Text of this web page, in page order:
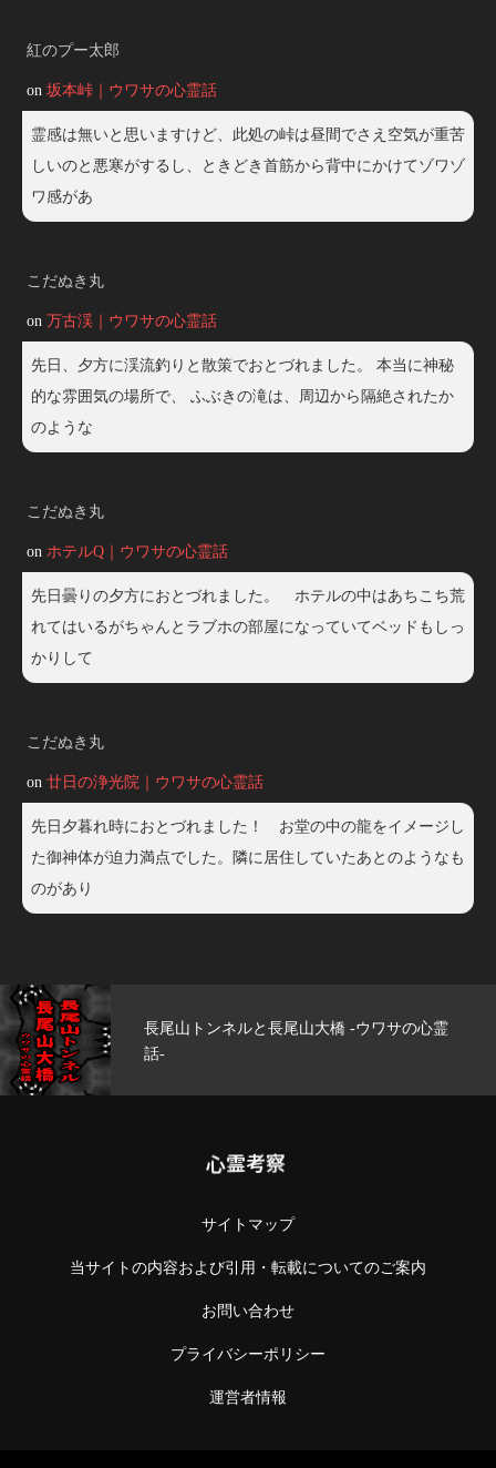
紅のプー太郎
on 坂本峠｜ウワサの心霊話
霊感は無いと思いますけど、此処の峠は昼間でさえ空気が重苦
しいのと悪寒がするし、ときどき首筋から背中にかけてゾワゾ
ワ感があ
こだぬき丸
on 万古渓｜ウワサの心霊話
先日、夕方に渓流釣りと散策でおとづれました。 本当に神秘
的な雰囲気の場所で、 ふぶきの滝は、周辺から隔絶されたか
のような
こだぬき丸
on ホテルQ｜ウワサの心霊話
先日曇りの夕方におとづれました。 ホテルの中はあちこち荒
れてはいるがちゃんとラブホの部屋になっていてベッドもしっ
かりして
こだぬき丸
on 廿日の浄光院｜ウワサの心霊話
先日夕暮れ時におとづれました！ お堂の中の龍をイメージし
た御神体が迫力満点でした。隣に居住していたあとのようなも
のがあり
山トンネルと長尾山大橋 -ウワサの心霊
心霊考察
サイトマップ
当サイトの内容および引用・転載についてのご案内
お問い合わせ
プライバシーポリシー
運営者情報